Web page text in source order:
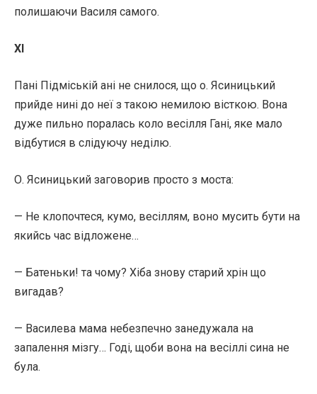
полишаючи Василя самого.
XI
Пані Підміській ані не снилося, що о. Ясиницький
прийде нині до неї з такою немилою вісткою. Вона
дуже пильно поралась коло весілля Гані, яке мало
відбутися в слідуючу неділю.
О. Ясиницький заговорив просто з моста:
— Не клопочтеся, кумо, весіллям, воно мусить бути на
якийсь час відложене…
— Батеньки! та чому? Хіба знову старий хрін що
вигадав?
— Василева мама небезпечно занедужала на
запалення мізгу… Годі, щоби вона на весіллі сина не
була.